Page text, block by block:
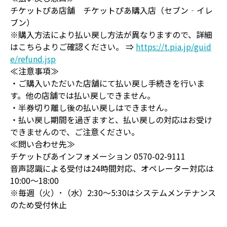
チケットぴあ店舗 チケットぴあ購入店（セブン‐イレ
ブン）
※購入方法により払い戻し方法が異なりますので、詳細
はこちらよりご確認ください。 ⇒ https://t.pia.jp/guid
e/refund.jsp
≪注意事項≫
・ご購入いただいた店舗にて払い戻し手続きを行いま
す。他の店舗では払い戻しできません。
・半券切り離し後の払い戻しはできません。
・払い戻し期間を過ぎますと、払い戻しの対応はお受け
できませんので、ご注意ください。
≪問い合わせ先≫
チケットぴあインフォメーション 0570-02-9111
音声認識による受付は24時間対応、オペレーター対応は
10:00～18:00
※毎週（火）･（水）2:30～5:30はシステムメンテナンス
のため受付休止